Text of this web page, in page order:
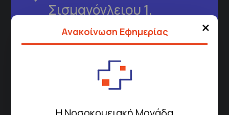
×
Ανακοίνωση Εφημερίας
Σισμανόγλειου 1,
Μαρούσι 151 26, Χάρτης
Περιοχής
Πως να έρθετε με ΜΜΜ